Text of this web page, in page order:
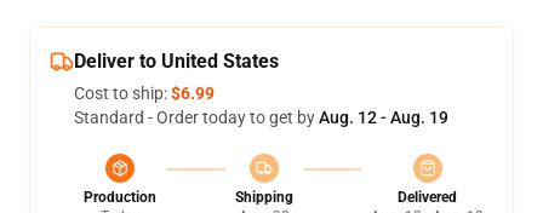
Deliver to United States
Cost to ship:$6.99
Standard - Order today to get byAug. 12 - Aug. 19
Production
Shipping
Delivered